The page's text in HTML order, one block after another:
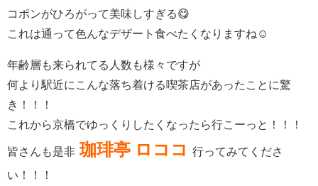
コポンがひろがって美味しすぎる😋
これは通って色んなデザート食べたくなりますね☺
年齢層も来られてる人数も様々ですが
何より駅近にこんな落ち着ける喫茶店があったことに驚
き！！！
これから京橋でゆっくりしたくなったら行こーっと！！！
皆さんも是非 珈琲亭 ロココ 行ってみてくださ
い！！！